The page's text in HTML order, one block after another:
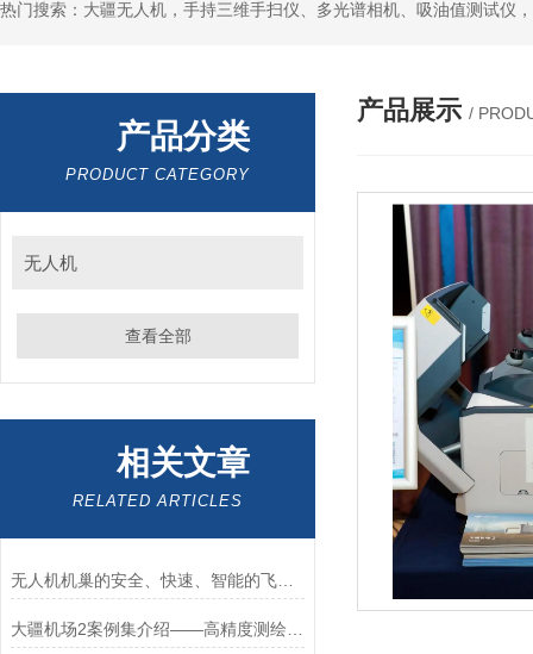
热门搜索：大疆无人机，手持三维手扫仪、多光谱相机、吸油值测试仪
产品分类
PRODUCT CATEGORY
无人机
查看全部
相关文章
RELATED ARTICLES
无人机机巢的安全、快速、智能的飞行管理中心
产品展示 /